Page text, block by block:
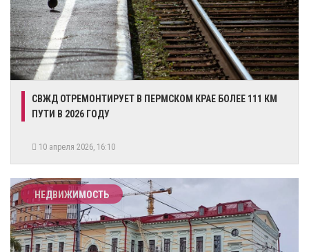
СВЖД ОТРЕМОНТИРУЕТ В ПЕРМСКОМ КРАЕ БОЛЕЕ 111 КМ
ПУТИ В 2026 ГОДУ
10 апреля 2026, 16:10
НЕДВИЖИМОСТЬ